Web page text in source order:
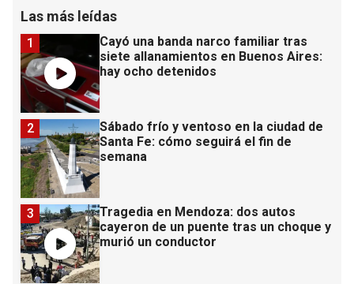
Las más leídas
Cayó una banda narco familiar tras
siete allanamientos en Buenos Aires:
hay ocho detenidos
1
Sábado frío y ventoso en la ciudad de
Santa Fe: cómo seguirá el fin de
semana
2
Tragedia en Mendoza: dos autos
cayeron de un puente tras un choque y
murió un conductor
3